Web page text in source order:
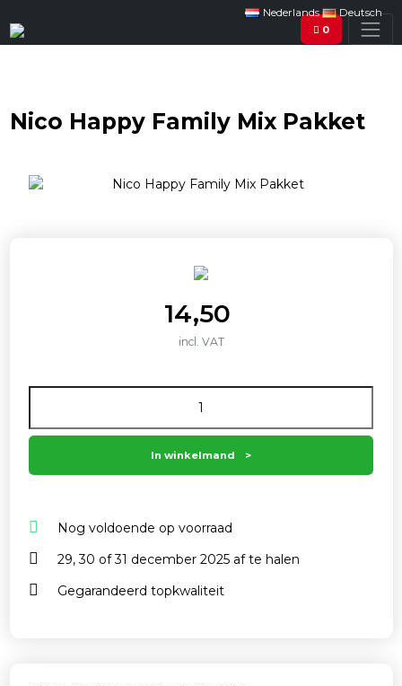
Nederlands
Deutsch
0
Nico Happy Family Mix Pakket
14,50
incl. VAT
In winkelmand
Nog voldoende op voorraad
29, 30 of 31 december 2025 af te halen
Gegarandeerd topkwaliteit